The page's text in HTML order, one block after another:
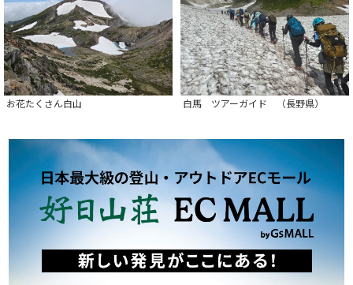
お花たくさん白山 白馬 ツアーガイド （長野県）